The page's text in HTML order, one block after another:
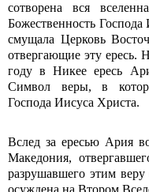
сотворена вся
Божественность
смущала Церковь
отвергающие эту ересь.
году в Никее ересь
Символ веры, в
Господа Иисуса Христа.
Вслед за ересью Ария
Македония,
разрушавшего этим
осуждена на Втором